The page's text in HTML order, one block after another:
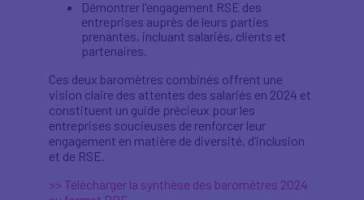
Démontrer l'engagement RSE des
entreprises auprès de leurs parties
prenantes, incluant salariés, clients et
partenaires.
Ces deux baromètres combinés offrent une
vision claire des attentes des salariés en 2024 et
constituent un guide précieux pour les
entreprises soucieuses de renforcer leur
engagement en matière de diversité, d’inclusion
et de RSE.
>> Télécharger la synthèse des baromètres 2024